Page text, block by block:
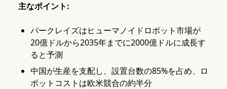
主なポイント:
バークレイズはヒューマノイドロボット市場が
20億ドルから2035年までに2000億ドルに成長す
ると予測
中国が生産を支配し、設置台数の85%を占め、ロ
ボットコストは欧米競合の約半分